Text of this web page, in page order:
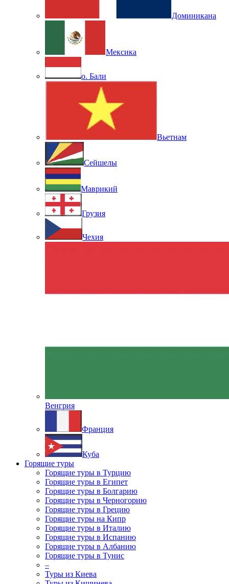
Доминикана
Мексика
о. Бали
Вьетнам
Сейшелы
Маврикий
Грузия
Чехия
Венгрия
Франция
Куба
Горящие туры
Горящие туры в Турцию
Горящие туры в Египет
Горящие туры в Болгарию
Горящие туры в Черногорию
Горящие туры в Грецию
Горящие туры на Кипр
Горящие туры в Италию
Горящие туры в Испанию
Горящие туры в Албанию
Горящие туры в Тунис
–
Туры из Киева